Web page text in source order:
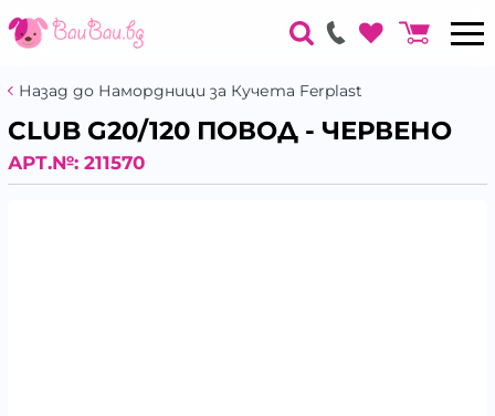
Назад до Намордници за Кучета Ferplast
CLUB G20/120 ПОВОД - ЧЕРВЕНО
АРТ.№: 211570